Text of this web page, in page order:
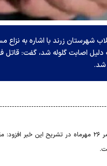
شهرستان زرند با اشاره به
اصابت گلوله شد، گفت: قاتل
شد.
رضا یعقوبی عصر ۲۶ مهرماه در تشریح این